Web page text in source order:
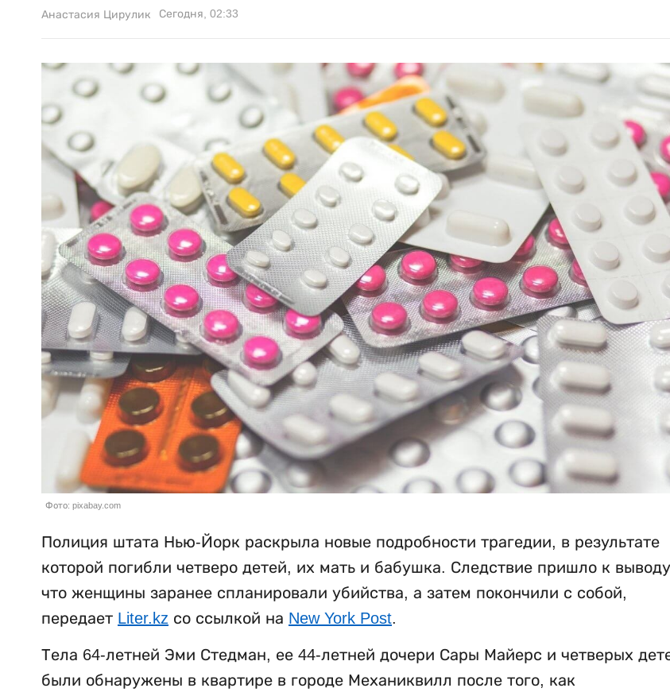
Анастасия Цирулик Сегодня, 02:33
Фото: pixabay.com
Полиция штата Нью-Йорк раскрыла новые подробности трагедии, в результате
которой погибли четверо детей, их мать и бабушка. Следствие пришло к
что женщины заранее спланировали убийства, а затем покончили с собой,
передает Liter.kz со ссылкой на New York Post.
Тела 64-летней Эми Стедман, ее 44-летней дочери Сары Майерс и четверых
были обнаружены в квартире в городе Механиквилл после того, как